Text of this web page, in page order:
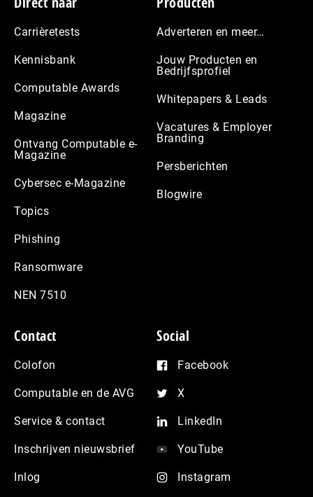
Carrièretests
Kennisbank
Computable Awards
Magazine
Ontvang Computable e-
Magazine
Cybersec e-Magazine
Topics
Phishing
Ransomware
NEN 7510
Adverteren en meer…
Jouw Producten en
Bedrijfsprofiel
Whitepapers & Leads
Vacatures & Employer
Branding
Persberichten
Blogwire
Contact
Colofon
Computable en de AVG
Service & contact
Inschrijven nieuwsbrief
Inlog
Social
Facebook
X
LinkedIn
YouTube
Instagram